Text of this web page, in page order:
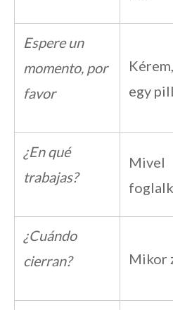
Espere un
momento, por
favor
egy
¿En qué
trabajas?
Mivel
¿Cuándo
cierran?
Mikor